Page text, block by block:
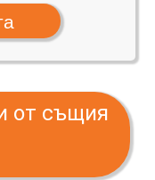
от същия